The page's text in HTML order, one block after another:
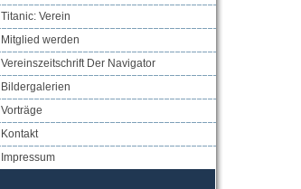
Titanic: Verein
Mitglied werden
Vereinszeitschrift Der Navigator
Bildergalerien
Vorträge
Kontakt
Impressum